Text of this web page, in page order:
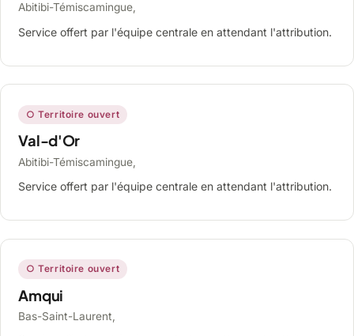
Abitibi-Témiscamingue,
Service offert par l'équipe centrale en attendant l'attribution.
○ Territoire ouvert
Val-d'Or
Abitibi-Témiscamingue,
Service offert par l'équipe centrale en attendant l'attribution.
○ Territoire ouvert
Amqui
Bas-Saint-Laurent,